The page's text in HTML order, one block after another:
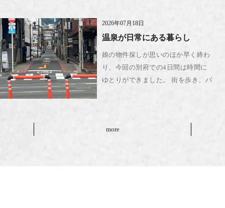
でしょうし、自分に見えたものを振
り返ると、普段どこに目が止ま […]
2026年07月18日
温泉が日常にある暮らし
娘の物件探しが思いのほか早く終わ
り、今回の別府での4日間は時間に
ゆとりができました。 街を歩き、バ
少しずつ見えてきます。数日と […]
more